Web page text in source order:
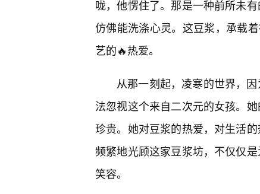
咙，他愣住了。那是一种前所未
仿佛能洗涤心灵。这豆浆，承载
艺的🔥热爱。
从那一刻起，凌寒的世界，
法忽视这个来自二次元的女孩。
珍贵。她对豆浆的热爱，对生活
频繁地光顾这家豆浆坊，不仅仅
笑容。